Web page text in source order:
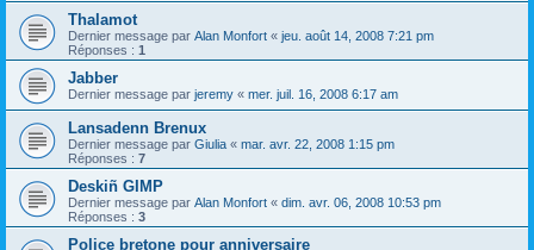
Thalamot
Dernier message par Alan Monfort « jeu. août 14, 2008 7:21 pm
Réponses : 1
Jabber
Dernier message par jeremy « mer. juil. 16, 2008 6:17 am
Lansadenn Brenux
Dernier message par Giulia « mar. avr. 22, 2008 1:15 pm
Réponses : 7
Deskiñ GIMP
Dernier message par Alan Monfort « dim. avr. 06, 2008 10:53 pm
Réponses : 3
Police bretone pour anniversaire